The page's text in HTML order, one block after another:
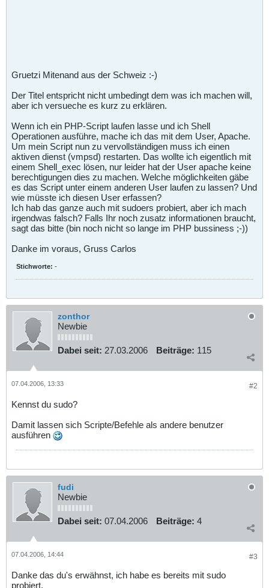
Gruetzi Mitenand aus der Schweiz :-)
Der Titel entspricht nicht umbedingt dem was ich machen will,
aber ich versueche es kurz zu erklären.
Wenn ich ein PHP-Script laufen lasse und ich Shell
Operationen ausführe, mache ich das mit dem User, Apache.
Um mein Script nun zu vervollständigen muss ich einen
aktiven dienst (vmpsd) restarten. Das wollte ich eigentlich mit
einem Shell_exec lösen, nur leider hat der User apache keine
berechtigungen dies zu machen. Welche möglichkeiten gäbe
es das Script unter einem anderen User laufen zu lassen? Und
wie müsste ich diesen User erfassen?
Ich hab das ganze auch mit sudoers probiert, aber ich mach
irgendwas falsch? Falls Ihr noch zusatz informationen braucht,
sagt das bitte (bin noch nicht so lange im PHP bussiness ;-))
Danke im voraus, Gruss Carlos
Stichworte: -
zonthor
Newbie
Dabei seit: 27.03.2006 Beiträge: 115
#2
07.04.2006, 13:33
Kennst du sudo?
Damit lassen sich Scripte/Befehle als andere benutzer
ausführen
fudi
Newbie
Dabei seit: 07.04.2006 Beiträge: 4
#3
07.04.2006, 14:44
Danke das du's erwähnst, ich habe es bereits mit sudo
probiert.